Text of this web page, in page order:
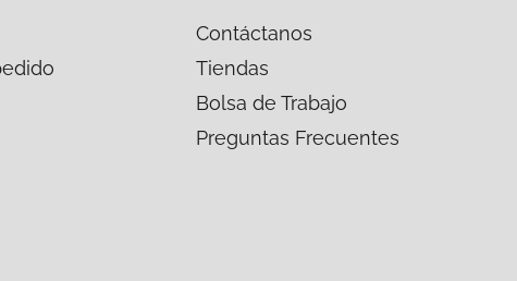
Contáctanos
Tiendas
Bolsa de Trabajo
Preguntas Frecuentes